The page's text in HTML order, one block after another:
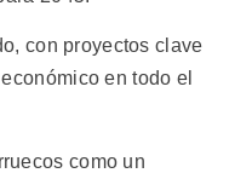
con proyectos clave
en todo el
como un